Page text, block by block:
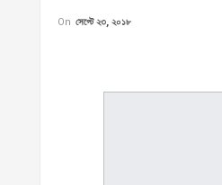
On সেপ্টে ২৩, ২০১৮